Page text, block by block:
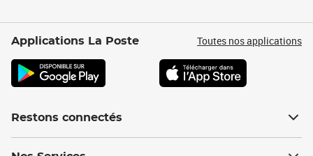
Applications La Poste Toutes nos applications
Restons connectés